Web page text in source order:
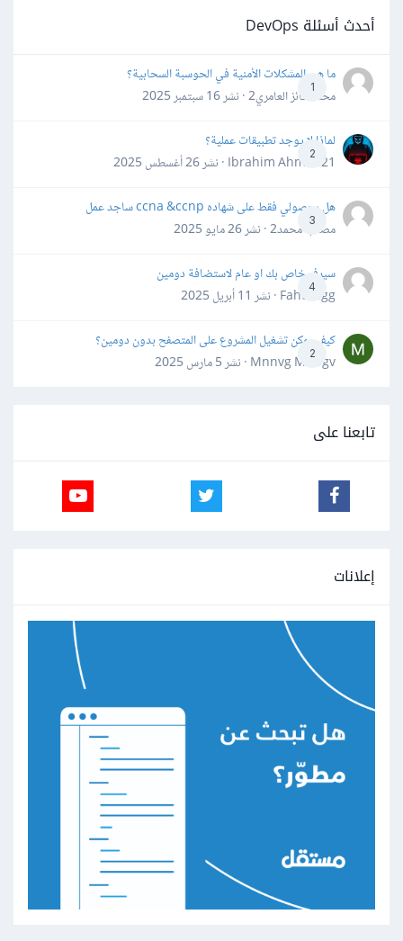
أحدث أسئلة DevOps
1
ما هي المشكلات الأمنية في الحوسبة السحابية؟
محمد فائز العامري2 · نشر
16 سبتمبر 2025
2
لماذا لا يوجد تطبيقات عملية؟
Ibrahim Ahmed21 · نشر
26 أغسطس 2025
3
هل بحصولي فقط على شهاده ccna &ccnp ساجد عمل
مصعب محمد2 · نشر
26 مايو 2025
4
سيرفر خاص بك او عام لاستضافة دومين
Fahd Ggg · نشر
11 أبريل 2025
2
كيف يمكن تشغيل المشروع على المتصفح بدون دومين؟
Mnnvg Mnbgv · نشر
5 مارس 2025
تابعنا على
إعلانات